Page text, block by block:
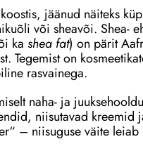
jäänud näiteks
või sheavõi. Shea-
ka shea fat) on pärit
Tegemist on
rasvainega.
naha- ja
niisutavad
– niisuguse väite leiab